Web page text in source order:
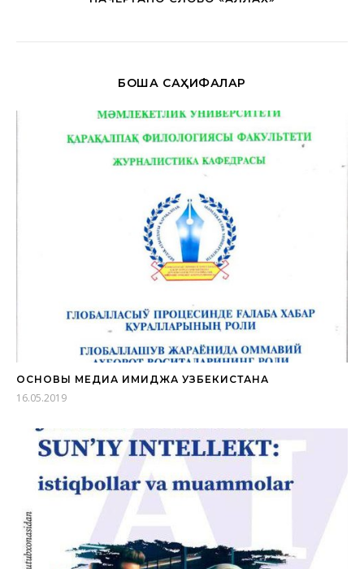
БОШҚА САҲИФАЛАР
ОСНОВЫ МЕДИА ИМИДЖА УЗБЕКИСТАНА
16.05.2019